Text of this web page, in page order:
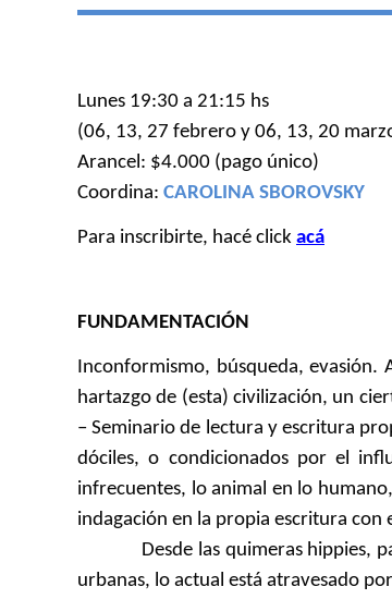
Lunes 19:30 a 21:15 hs
(06, 13, 27 febrero y 06, 13, 20
Arancel: $4.000 (pago único)
Coordina: CAROLINA SBOROVSKY
Para inscribirte, hacé click acá
FUNDAMENTACIÓN
Inconformismo, búsqueda, evasión.
hartazgo de (esta) civilización, un
– Seminario de lectura y escritura
dóciles, o condicionados por el
infrecuentes, lo animal en lo
indagación en la propia escritura
Desde las quimeras hippies,
urbanas, lo actual está atravesado